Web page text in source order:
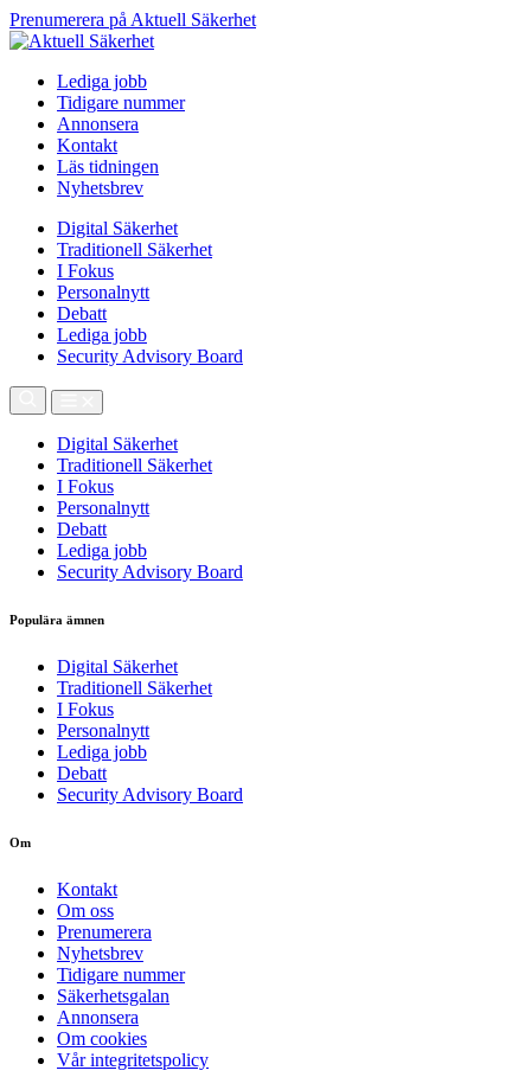
Prenumerera på Aktuell Säkerhet
Lediga jobb
Tidigare nummer
Annonsera
Kontakt
Läs tidningen
Nyhetsbrev
Digital Säkerhet
Traditionell Säkerhet
I Fokus
Personalnytt
Debatt
Lediga jobb
Security Advisory Board
Digital Säkerhet
Traditionell Säkerhet
I Fokus
Personalnytt
Debatt
Lediga jobb
Security Advisory Board
Populära ämnen
Digital Säkerhet
Traditionell Säkerhet
I Fokus
Personalnytt
Lediga jobb
Debatt
Security Advisory Board
Om
Kontakt
Om oss
Prenumerera
Nyhetsbrev
Tidigare nummer
Säkerhetsgalan
Annonsera
Om cookies
Vår integritetspolicy